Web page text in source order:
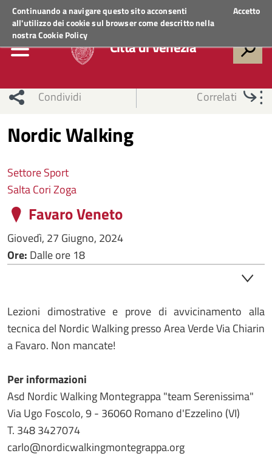
Continuando a navigare questo sito acconsenti
all'utilizzo dei cookie sul browser come descritto nella
nostraCookie Policy
Accetto
Regione VenetoACCEDI AI SERVIZI
Città di Venezia
Condividi Correlati
Nordic Walking
Settore Sport
Salta Cori Zoga
Favaro Veneto
Giovedì, 27 Giugno, 2024
Ore: Dalle ore 18
Lezioni dimostrative e prove di avvicinamento alla
tecnica del Nordic Walking presso Area Verde Via Chiarin
a Favaro. Non mancate!
Per informazioni
Asd Nordic Walking Montegrappa "team Serenissima"
Via Ugo Foscolo, 9 - 36060 Romano d'Ezzelino (VI)
T. 348 3427074
carlo@nordicwalkingmontegrappa.org